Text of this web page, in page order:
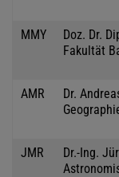
MMY
Doz. Dr.
Fakultät
AMR
Dr.
JMR
Dr.-Ing.